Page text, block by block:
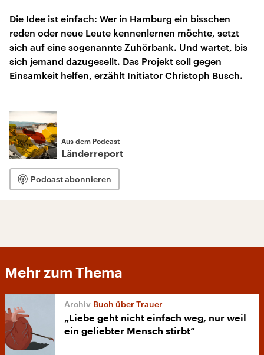
Die Idee ist einfach: Wer in Hamburg ein bisschen
reden oder neue Leute kennenlernen möchte, setzt
sich auf eine sogenannte Zuhörbank. Und wartet, bis
sich jemand dazugesellt. Das Projekt soll gegen
Einsamkeit helfen, erzählt Initiator Christoph Busch.
Aus dem Podcast
Länderreport
Podcast abonnieren
Mehr zum Thema
Buch über Trauer
„Liebe geht nicht einfach weg, nur weil
ein geliebter Mensch stirbt“